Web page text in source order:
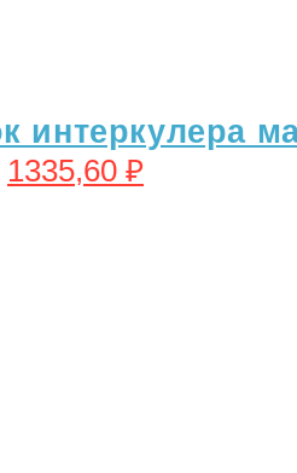
интеркулера
1335,60 ₽